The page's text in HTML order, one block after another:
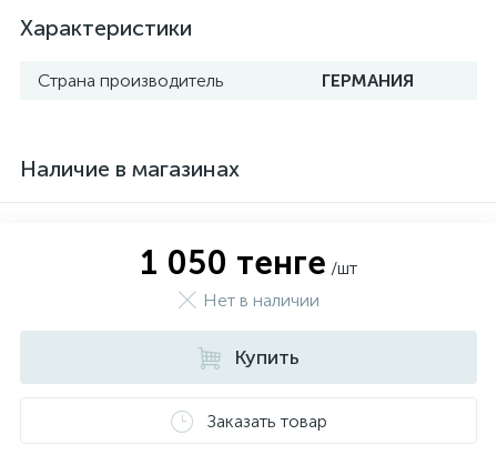
Характеристики
Страна производитель ГЕРМАНИЯ
Наличие в магазинах
1 050 тенге /шт
Нет в наличии
Купить
Заказать товар